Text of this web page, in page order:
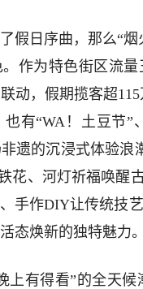
假日序曲，那么“
作为特色街区流
动，假期揽客超
有“WA！土豆节
遗的沉浸式体验浪
花、河灯祈福唤醒
手作DIY让传统技
态焕新的独特魅力。
上有得看”的全天